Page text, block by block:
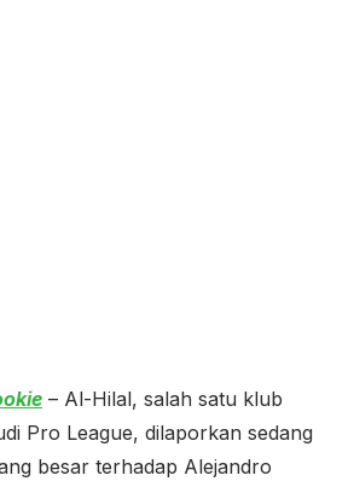
– Al-Hilal, salah satu klub
Pro League, dilaporkan sedang
besar terhadap Alejandro